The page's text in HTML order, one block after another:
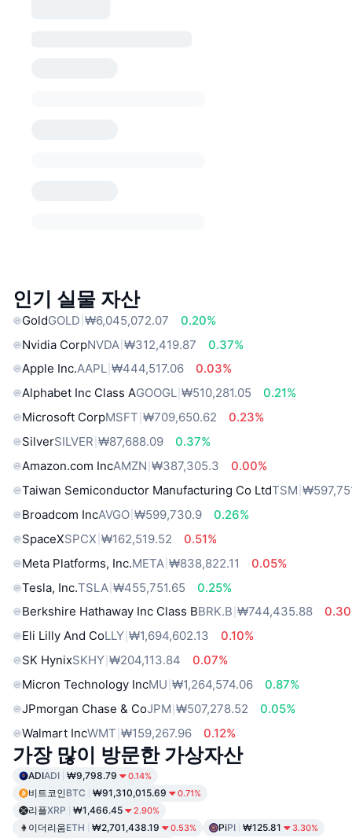
인기 실물 자산
GoldGOLD ₩6,045,072.07
0.20%
Nvidia CorpNVDA ₩312,419.87
0.37%
Apple Inc.AAPL ₩444,517.06
0.03%
Alphabet Inc Class AGOOGL ₩510,281.05
0.21%
Microsoft CorpMSFT ₩709,650.62
0.23%
SilverSILVER ₩87,688.09
0.37%
Amazon.com IncAMZN ₩387,305.3
0.00%
Taiwan Semiconductor Manufacturing Co LtdTSM
Broadcom IncAVGO ₩599,730.9
0.26%
SpaceXSPCX ₩162,519.52
0.51%
Meta Platforms, Inc.META ₩838,822.11
0.05%
Tesla, Inc.TSLA ₩455,751.65
0.25%
Berkshire Hathaway Inc Class BBRK.B ₩744,435.88
Eli Lilly And CoLLY ₩1,694,602.13
0.10%
SK HynixSKHY ₩204,113.84
0.07%
Micron Technology IncMU ₩1,264,574.06
0.87%
JPmorgan Chase & CoJPM ₩507,278.52
0.05%
Walmart IncWMT ₩159,267.96 0.12%
가장 많이 방문한 가상자산
ADIADI ₩9,798.79 0.14%
비트코인BTC ₩91,310,015.69 0.71%
리플XRP ₩1,466.45 2.90%
이더리움ETH ₩2,701,438.19 0.53% PiPI ₩125.81 3.30%